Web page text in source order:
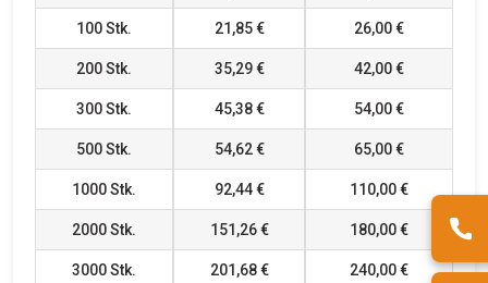
100Stk. 21,85 € 26,00 €
200Stk. 35,29 € 42,00 €
300Stk. 45,38 € 54,00 €
500Stk. 54,62 € 65,00 €
1000Stk. 92,44 € 110,00 €
2000Stk. 151,26 € 180,00 €
3000Stk. 201,68 € 240,00 €